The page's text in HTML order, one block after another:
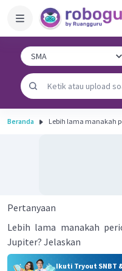
Beranda Lebih lama manakah
Pertanyaan
Lebih lama manakah
Jupiter? Jelaskan
Ikuti Tryout SNBT